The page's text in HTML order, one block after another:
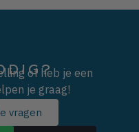
of heb je een
je graag!
vragen